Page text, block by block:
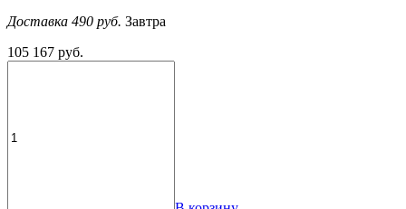
Доставка 490 руб. Завтра
105 167 руб.